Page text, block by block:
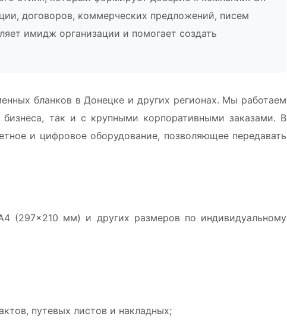
договоров, коммерческих предложений, писем
имидж организации и помогает создать
бланков в Донецке и других регионах. Мы работаем
так и с крупными корпоративными заказами. В
и цифровое оборудование, позволяющее передавать
(297×210 мм) и других размеров по индивидуальному
путевых листов и накладных;